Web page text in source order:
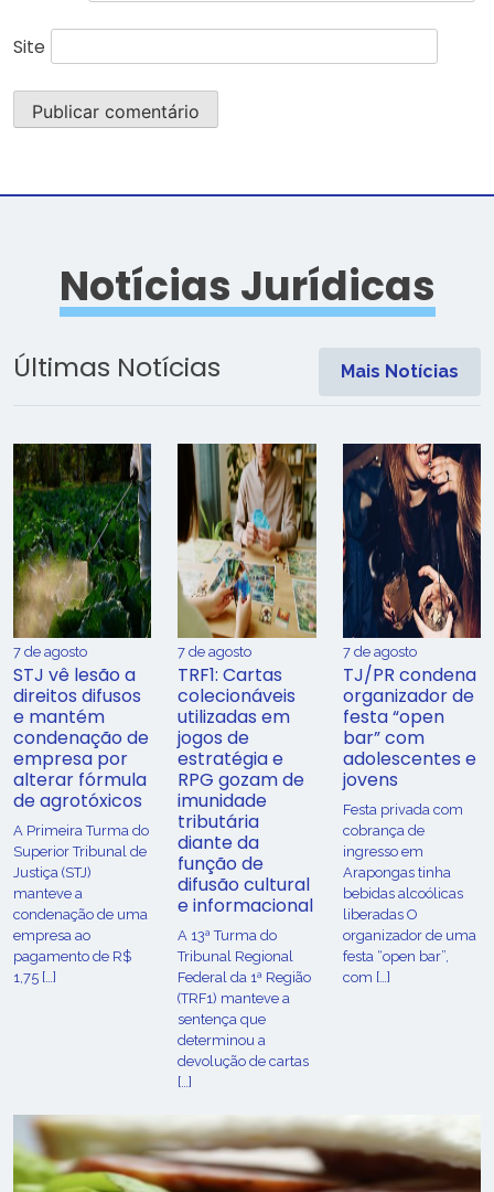
Site
Notícias Jurídicas
Últimas Notícias Mais Notícias
7 de agosto
STJ vê lesão a
direitos difusos
e mantém
condenação de
empresa por
alterar fórmula
de agrotóxicos
​A Primeira Turma do
Superior Tribunal de
Justiça (STJ)
manteve a
condenação de uma
empresa ao
pagamento de R$
1,75 […]
7 de agosto
TRF1: Cartas
colecionáveis
utilizadas em
jogos de
estratégia e
RPG gozam de
imunidade
tributária
diante da
função de
difusão cultural
e informacional
A 13ª Turma do
Tribunal Regional
Federal da 1ª Região
(TRF1) manteve a
sentença que
determinou a
devolução de cartas
[…]
7 de agosto
TJ/PR condena
organizador de
festa “open
bar” com
adolescentes e
jovens
Festa privada com
cobrança de
ingresso em
Arapongas tinha
bebidas alcoólicas
liberadas O
organizador de uma
festa “open bar”,
com […]